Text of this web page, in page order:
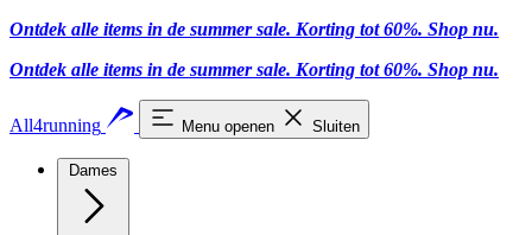
Ontdek alle items in de summer sale. Korting tot 60%. Shop nu.
Ontdek alle items in de summer sale. Korting tot 60%. Shop nu.
All4running Menu openen Sluiten
Dames